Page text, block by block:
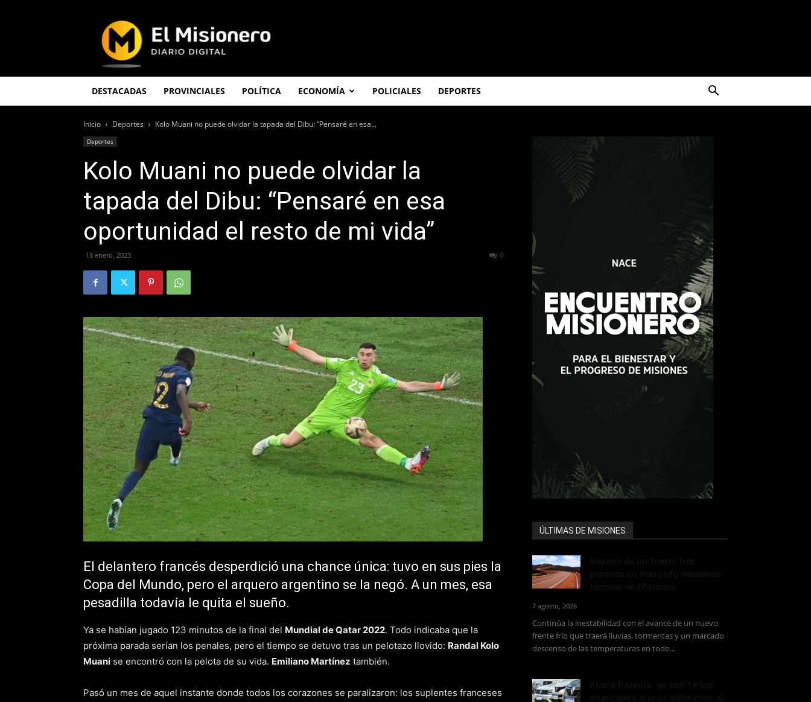
Misionero
DESTACADAS PROVINCIALES POLÍTICA ECONOMÍA POLICIALES DEPORTES
Inicio Deportes Kolo Muani no puede olvidar la tapada del Dibu: “Pensaré en esa...
Deportes
Kolo Muani no puede olvidar la
tapada del Dibu: “Pensaré en esa
oportunidad el resto de mi vida”
18 enero, 2023 0
El delantero francés desperdició una chance única: tuvo en sus pies la
Copa del Mundo, pero el arquero argentino se la negó. A un mes, esa
pesadilla todavía le quita el sueño.
Ya se habían jugado 123 minutos de la final del Mundial de Qatar 2022. Todo indicaba que la
próxima parada serían los penales, pero el tiempo se detuvo tras un pelotazo llovido: Randal Kolo
Muani se encontró con la pelota de su vida. Emiliano Martínez también.
Pasó un mes de aquel instante donde todos los corazones se paralizaron: los suplentes franceses
ÚLTIMAS DE MISIONES
7 agosto, 2026
Continúa la inestabilidad con el avance de un nuevo
frente frío que traerá lluvias, tormentas y un marcado
descenso de las temperaturas en todo...